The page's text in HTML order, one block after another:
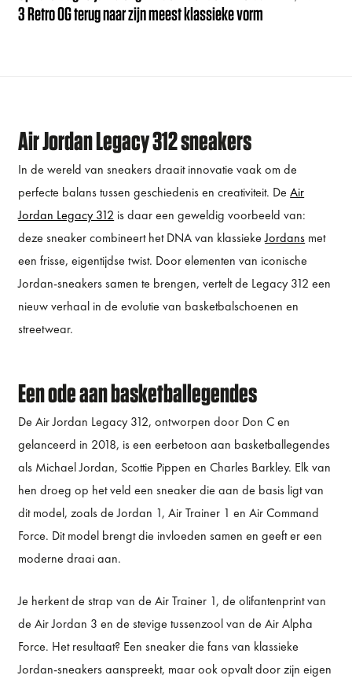
3 Retro OG terug naar zijn meest klassieke vorm
Air Jordan Legacy 312 sneakers
In de wereld van sneakers draait innovatie vaak om de
perfecte balans tussen geschiedenis en creativiteit. DeAir
Jordan Legacy 312 is daar een geweldig voorbeeld van:
deze sneaker combineert het DNA van klassiekeJordans met
een frisse, eigentijdse twist. Door elementen van iconische
Jordan-sneakers samen te brengen, vertelt de Legacy 312 een
nieuw verhaal in de evolutie van basketbalschoenen en
streetwear.
Een ode aan basketballegendes
De Air Jordan Legacy 312, ontworpen door Don C en
gelanceerd in 2018, is een eerbetoon aan basketballegendes
als Michael Jordan, Scottie Pippen en Charles Barkley. Elk van
hen droeg op het veld een sneaker die aan de basis ligt van
dit model, zoals de Jordan 1, Air Trainer 1 en Air Command
Force. Dit model brengt die invloeden samen en geeft er een
moderne draai aan.
Je herkent de strap van de Air Trainer 1, de olifantenprint van
de Air Jordan 3 en de stevige tussenzool van de Air Alpha
Force. Het resultaat? Een sneaker die fans van klassieke
Jordan-sneakers aanspreekt, maar ook opvalt door zijn eigen